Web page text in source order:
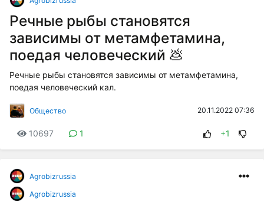
Речные рыбы становятся
зависимы от метамфетамина,
поедая человеческий 💩
Речные рыбы становятся зависимы от метамфетамина,
поедая человеческий кал.
Общество 20.11.2022 07:36
10697 1 +1
Agrobizrussia
Agrobizrussia